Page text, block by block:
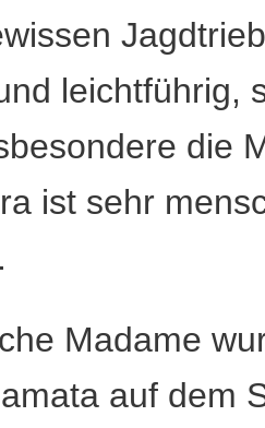
leichtführig,
die
ist sehr
Madame
auf dem